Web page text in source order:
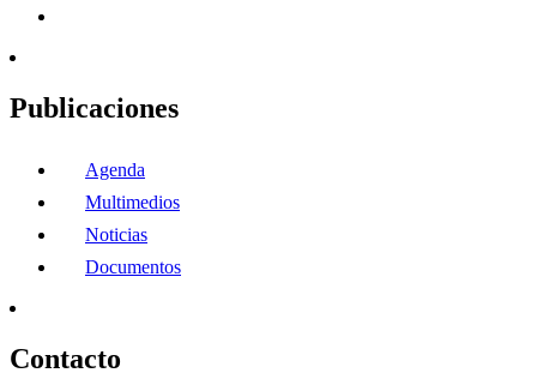
Publicaciones
Agenda
Multimedios
Noticias
Documentos
Contacto